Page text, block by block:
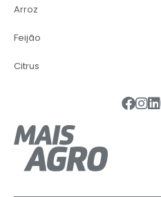
Arroz
Feijão
Citrus